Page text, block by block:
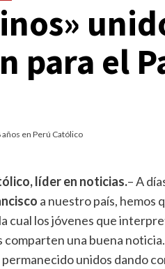
para el
años en Perú Católico
líder en noticias.– A
a nuestro país, hemos
cual los jóvenes que
comparten una buena
permanecido unidos dando